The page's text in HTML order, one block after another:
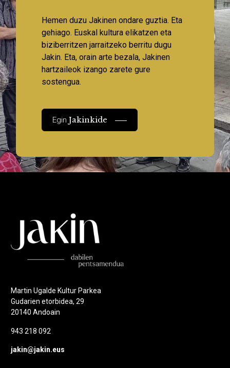
Hemen duzu Jakinen ondare guztia. Eta
gehiago. Euskal kultura elikatzen eta
biziberritzen jarraitzeko berritu dugu
Jakin. Eta, orain arte bezala, Jakinen
hartzaileok izango zarete gure
sostengua.
EginJakinkide
Martin Ugalde Kultur Parkea
Gudarien etorbidea, 29
20140 Andoain
943 218 092
jakin@jakin.eus